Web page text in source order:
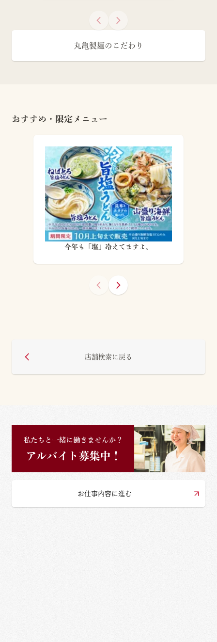
丸亀製麺のこだわり
おすすめ・限定メニュー
今年も「塩」冷えてますよ。
店舗検索に戻る
お仕事内容に進む